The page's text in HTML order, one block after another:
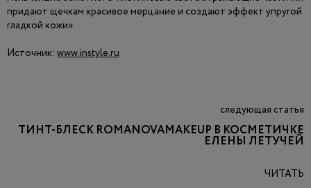
придают щечкам красивое мерцание и создают эффект упругой
гладкой кожи».
Источник: www.instyle.ru
следующая статья
ТИНТ-БЛЕСК ROMANOVAMAKEUP В КОСМЕТИЧКЕ
ЕЛЕНЫ ЛЕТУЧЕЙ
ЧИТАТЬ